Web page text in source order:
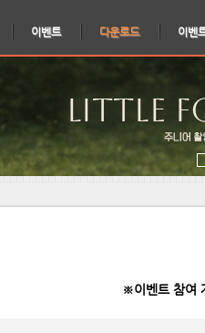
이벤트 다운로드 이벤
※이벤트 참여